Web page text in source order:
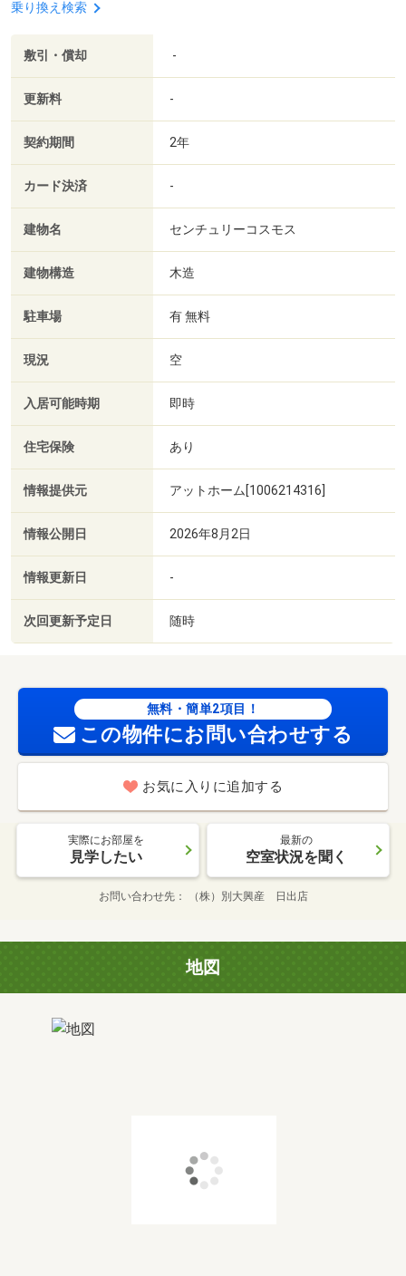
乗り換え検索
敷引・償却 -
更新料 -
契約期間 2年
カード決済 -
建物名 センチュリーコスモス
建物構造 木造
駐車場 有 無料
現況 空
入居可能時期 即時
住宅保険 あり
情報提供元 アットホーム[1006214316]
情報公開日 2026年8月2日
情報更新日 -
次回更新予定日 随時
無料・簡単2項目！
この物件にお問い合わせする
お気に入りに追加する
実際にお部屋を
見学したい
最新の
空室状況を聞く
お問い合わせ先 （株）別大興産 日出店
地図